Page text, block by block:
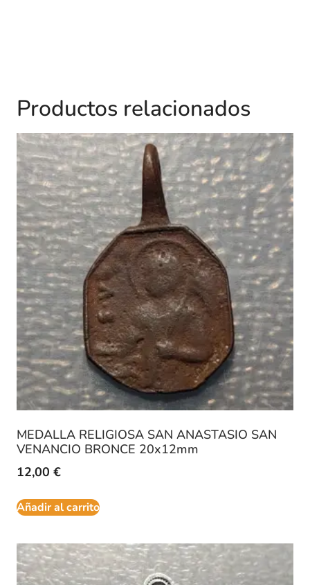
Productos relacionados
MEDALLA RELIGIOSA SAN ANASTASIO SAN
VENANCIO BRONCE 20x12mm
12,00 €
Añadir al carrito